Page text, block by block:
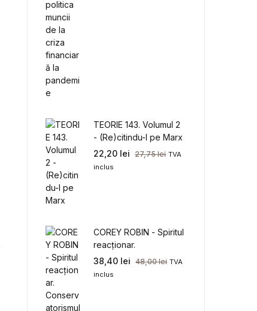
TEORIE 143. Volumul 2
- (Re)citindu-l pe Marx
22,20 lei 27,75lei TVA
inclus
COREY ROBIN - Spiritul
reacționar.
Conservatorismul de la
Edmund Burke la
38,40 lei 48,00lei TVA
inclus